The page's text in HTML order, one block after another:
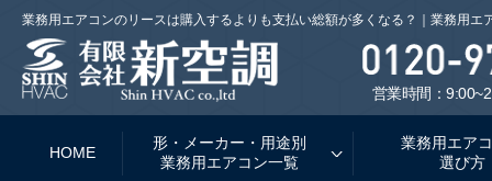
業務用エアコンのリースは購入するよりも支払い総額が多くなる？｜業務用エ
営業時間：
HOME
形・メーカー・用途別
業務用エアコン一覧
業務用エア
選び方